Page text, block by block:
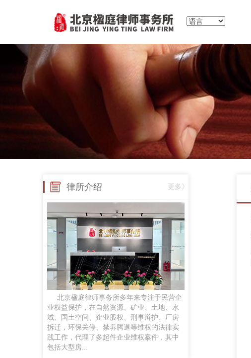
律所介绍 更多》
北京楹庭律师事务所多年来专注于民营企
业权益保护，在自然资源、矿业、土地、水
域、国土空间、企业股权、刑事辩护、厂房
拆迁，环保关停、禁养腾退等维权的法律实
践工作，代理了多起件企业维权案件，其中
包括大型房...
任黎明
律师
手机号：
政企磋商、商事谈判、企业常法、投融资咨询服务及民商事诉讼等
贡梦
执业律师
手机号：
合同纠纷、婚姻家事、侵权纠纷、劳动争议案件，并对公司股权争议、合伙企业解散与清算